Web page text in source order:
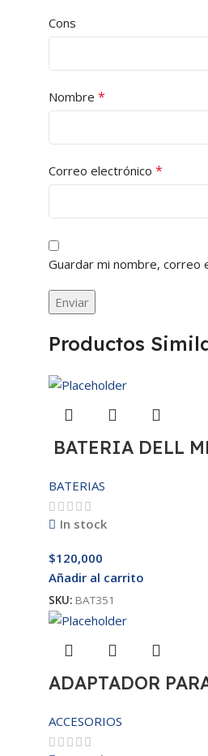
Cons
Nombre *
Correo electrónico *
Guardar mi nombre, correo
Productos
BATERIA DELL
BATERIAS
In stock
$120,000
Añadir al carrito
SKU: BAT351
ADAPTADOR
ACCESORIOS